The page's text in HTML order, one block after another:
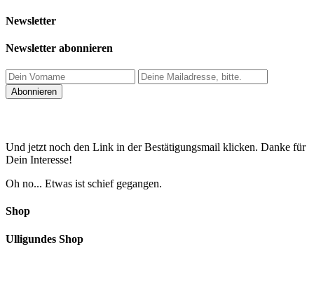
Newsletter
Newsletter abonnieren
Und jetzt noch den Link in der Bestätigungsmail klicken. Danke für
Dein Interesse!
Oh no... Etwas ist schief gegangen.
Shop
Ulligundes Shop